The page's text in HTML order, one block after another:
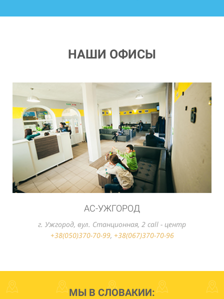
НАШИ ОФИСЫ
АС-УЖГОРОД
г. Ужгород, вул. Станционная, 2 call - центр
+38(050)370-70-99, +38(067)370-70-96
МЫ В СЛОВАКИИ: